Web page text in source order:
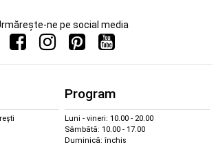
ne pe social media
Program
Luni - vineri: 10.00 - 20.00
Sâmbătă: 10.00 - 17.00
Duminică: închis